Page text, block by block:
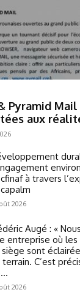
Pyramid Mail
aux
à travers
2026
Augé : «
entreprise où les
siège sont
terrain. C’est
2026